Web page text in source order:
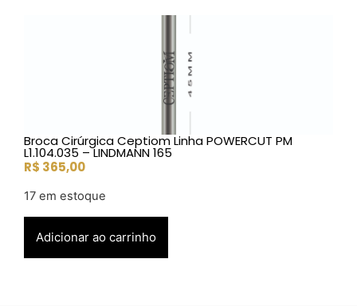
Broca Cirúrgica Ceptiom Linha POWERCUT PM
L1.104.035 – LINDMANN 165
R$ 365,00
17 em estoque
Adicionar ao carrinho